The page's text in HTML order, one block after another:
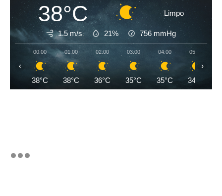
38°C Limpo
1.5 m/s 21% 756 mmHg
00:00
38°C
01:00
38°C
02:00
36°C
03:00
35°C
04:00
35°C
05:00
34°C
‹ ›